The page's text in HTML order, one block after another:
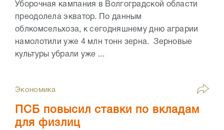
Уборочная кампания в Волгоградской области
преодолела экватор. По данным
облкомсельхоза, к сегодняшнему дню аграрии
намолотили уже 4 млн тонн зерна. Зерновые
культуры убрали уже ...
Экономика
ПСБ повысил ставки по вкладам
для физлиц